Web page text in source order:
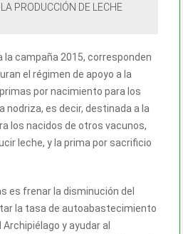
PRODUCCIÓN DE LECHE
campaña 2015, corresponden
el régimen de apoyo a la
por nacimiento para los
nodriza, es decir, destinada a la
los nacidos de otros vacunos,
leche, y la prima por sacrificio
es frenar la disminución del
la tasa de autoabastecimiento
y ayudar al